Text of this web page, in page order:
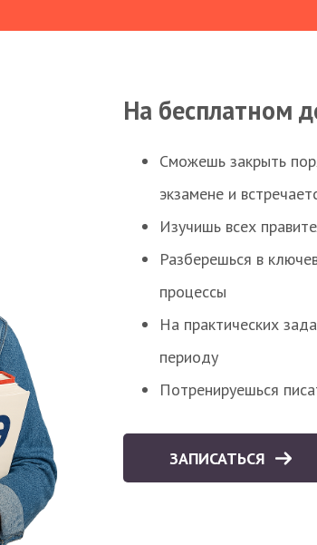
На бесплатном
Сможешь закрыть
экзамене и
Изучишь всех
Разберешься в
процессы
На практических
периоду
Потренируешься
ЗАПИСАТЬСЯ